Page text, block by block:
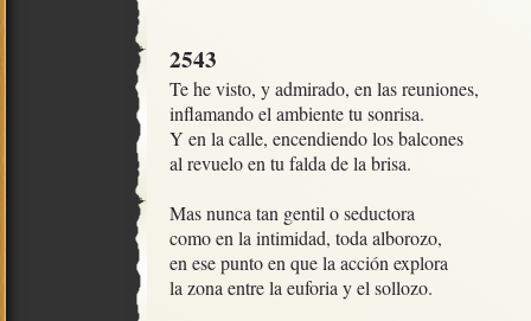
2543
Te he visto, y admirado, en las reuniones,
inflamando el ambiente tu sonrisa.
Y en la calle, encendiendo los balcones
al revuelo en tu falda de la brisa.
Mas nunca tan gentil o seductora
como en la intimidad, toda alborozo,
en ese punto en que la acción explora
la zona entre la euforia y el sollozo.